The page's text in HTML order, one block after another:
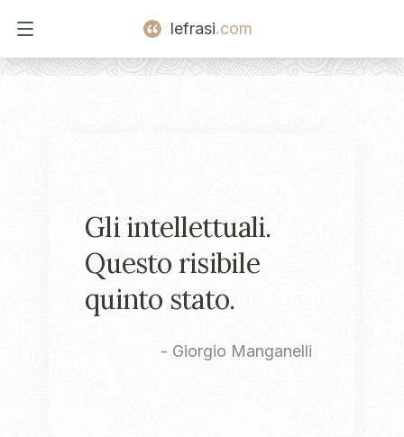
Open main menu
lefrasi.com
Gli intellettuali.
Questo risibile
quinto stato.
- Giorgio Manganelli